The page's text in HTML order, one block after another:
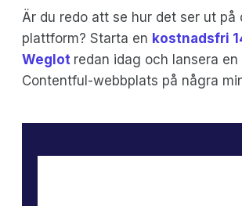
Är du redo att se hur det ser ut på
plattform? Starta en kostnadsfri
Weglot redan idag och lansera
Contentful-webbplats på några